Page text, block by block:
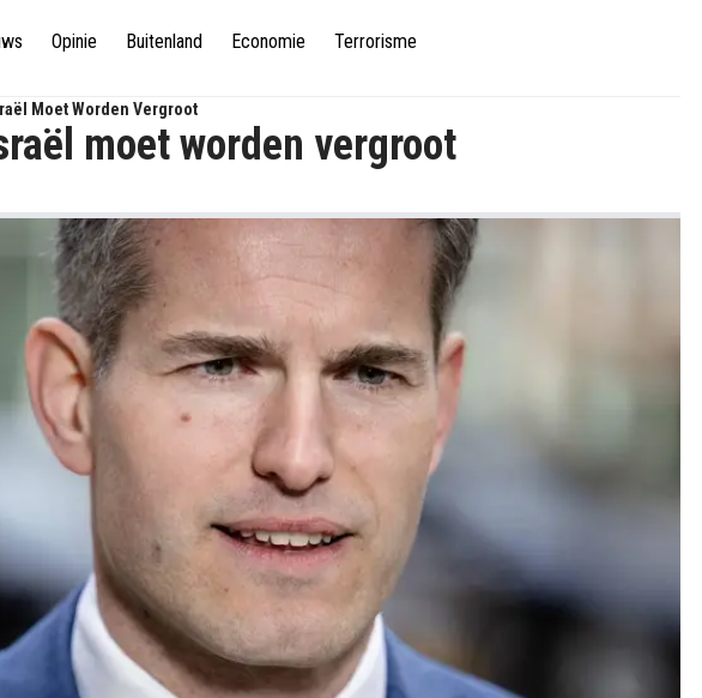
Opinie Buitenland Economie Terrorisme
Moet Worden Vergroot
moet worden vergroot